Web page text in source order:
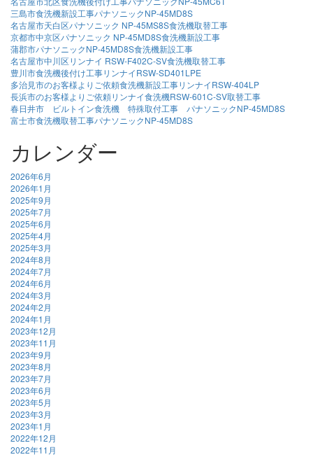
三島市食洗機新設工事パナソニックNP-45MD8S
名古屋市天白区パナソニック NP-45MS8S食洗機取替工事
京都市中京区パナソニック NP-45MD8S食洗機新設工事
蒲郡市パナソニックNP-45MD8S食洗機新設工事
名古屋市中川区リンナイ RSW-F402C-SV食洗機取替工事
豊川市食洗機後付け工事リンナイRSW-SD401LPE
多治見市のお客様よりご依頼食洗機新設工事リンナイRSW-404LP
長浜市のお客様よりご依頼リンナイ食洗機RSW-601C-SV取替工事
春日井市 ビルトイン食洗機 特殊取付工事 パナソニックNP-45MD8S
富士市食洗機取替工事パナソニックNP-45MD8S
カレンダー
2026年6月
2026年1月
2025年9月
2025年7月
2025年6月
2025年4月
2025年3月
2024年8月
2024年7月
2024年6月
2024年3月
2024年2月
2024年1月
2023年12月
2023年11月
2023年9月
2023年8月
2023年7月
2023年6月
2023年5月
2023年3月
2023年1月
2022年12月
2022年11月